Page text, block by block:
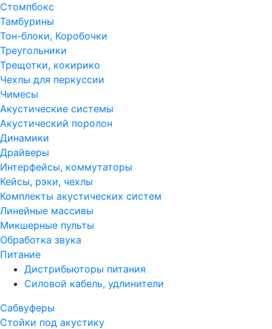
Стомпбокс
Тамбурины
Тон-блоки, Коробочки
Треугольники
Трещотки, кокирико
Чехлы для перкуссии
Чимесы
Акустические системы
Акустический поролон
Динамики
Драйверы
Интерфейсы, коммутаторы
Кейсы, рэки, чехлы
Комплекты акустических систем
Линейные массивы
Микшерные пульты
Обработка звука
Питание
Дистрибьюторы питания
Силовой кабель, удлинители
Сабвуферы
Стойки под акустику